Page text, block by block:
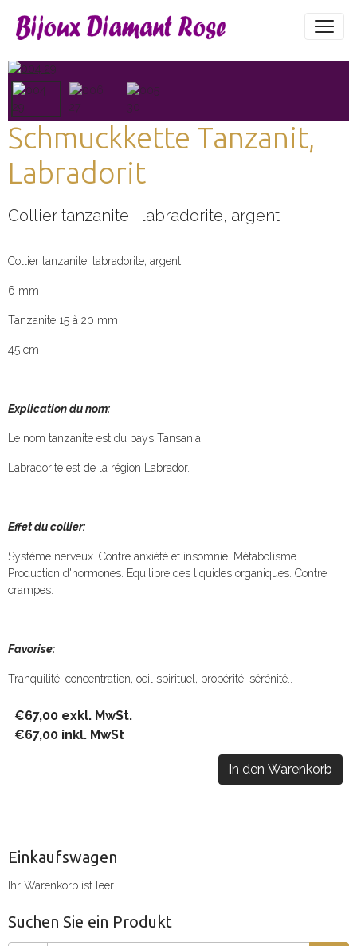
Schmuckkette Tanzanit,
Labradorit
Collier tanzanite , labradorite, argent
Collier tanzanite, labradorite, argent
6 mm
Tanzanite 15 à 20 mm
45 cm
Explication du nom:
Le nom tanzanite est du pays Tansania.
Labradorite est de la région Labrador.
Effet du collier:
Système nerveux. Contre anxiété et insomnie. Métabolisme.
Production d'hormones. Equilibre des liquides organiques. Contre
crampes.
Favorise:
Tranquilité, concentration, oeil spirituel, propérité, sérénité..
€67,00 exkl. MwSt.
€67,00 inkl. MwSt
In den Warenkorb
Einkaufswagen
Ihr Warenkorb ist leer
Suchen Sie ein Produkt